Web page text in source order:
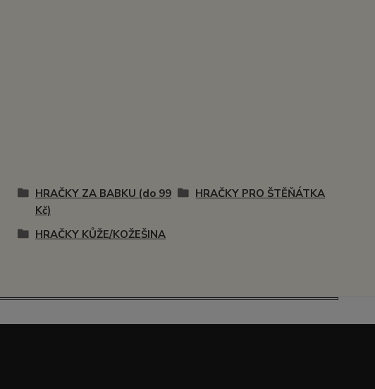
HRAČKY ZA BABKU (do 99
Kč)
HRAČKY PRO ŠTĚŇÁTKA
HRAČKY KŮŽE/KOŽEŠINA